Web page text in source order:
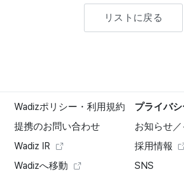
リストに戻る
Wadizポリシー・利用規約
プライバ
提携のお問い合わせ
お知らせ／
Wadiz IR
採用情報
Wadizへ移動
SNS